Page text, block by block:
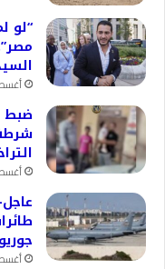
“لو
أغسطس
ضبط
أغسطس
أغسطس